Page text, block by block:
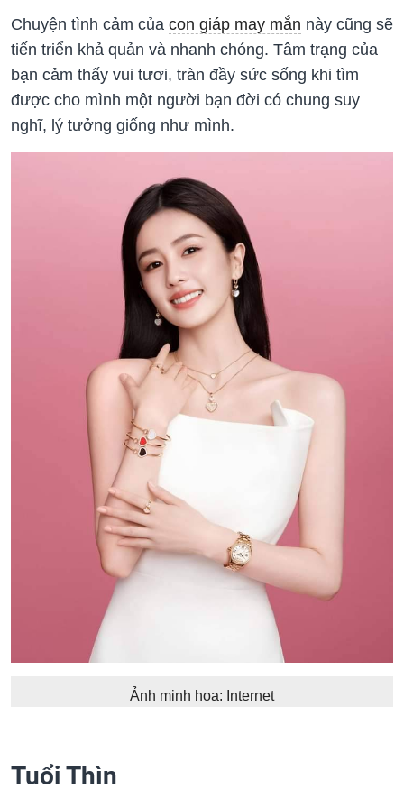
Chuyện tình cảm của con giáp may mắn này cũng sẽ
tiến triển khả quản và nhanh chóng. Tâm trạng của
bạn cảm thấy vui tươi, tràn đầy sức sống khi tìm
được cho mình một người bạn đời có chung suy
nghĩ, lý tưởng giống như mình.
Ảnh minh họa: Internet
Tuổi Thìn